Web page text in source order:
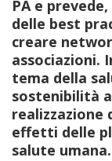
PA e
delle best
creare
associazioni.
tema della
sostenibilità
realizzazione
effetti delle
salute umana.